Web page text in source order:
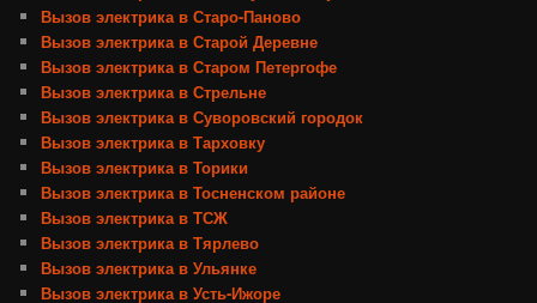
Вызов электрика в Старо-Паново
Вызов электрика в Старой Деревне
Вызов электрика в Старом Петергофе
Вызов электрика в Стрельне
Вызов электрика в Суворовский городок
Вызов электрика в Тарховку
Вызов электрика в Торики
Вызов электрика в Тосненском районе
Вызов электрика в ТСЖ
Вызов электрика в Тярлево
Вызов электрика в Ульянке
Вызов электрика в Усть-Ижоре